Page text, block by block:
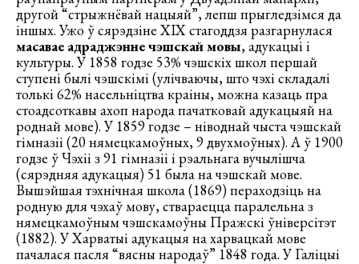
другой “стрыжнёвай нацыяй”, лепш прыгледзімся да
іншых. Ужо ў сярэдзіне ХІХ стагоддзя разгарнулася
масавае адраджэнне чэшскай мовы, адукацыі і
культуры. У 1858 годзе 53% чэшскіх школ першай
ступені былі чэшскімі (улічваючы, што чэхі складалі
толькі 62% насельніцтва краіны, можна казаць пра
стоадсоткавы ахоп народа пачатковай адукацыяй на
роднай мове). У 1859 годзе – ніводнай чыста чэшскай
гімназіі (20 нямецкамоўных, 9 двухмоўных). А ў 1900
годзе ў Чэхіі з 91 гімназіі і рэальнага вучылішча
(сярэдняя адукацыя) 51 была на чэшскай мове.
Вышэйшая тэхнічная школа (1869) пераходзіць на
родную для чэхаў мову, ствараецца паралельна з
нямецкамоўным чэшскамоўны Пражскі ўніверсітэт
(1882). У Харватыі адукацыя на харвацкай мове
пачалася пасля “вясны народаў” 1848 года. У Галіцыі